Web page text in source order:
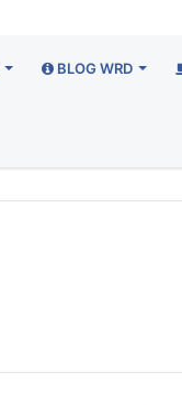
BLOG WRD